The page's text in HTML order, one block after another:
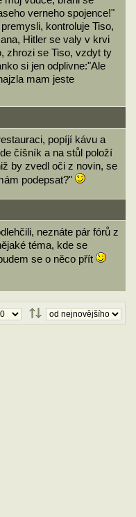
verneho spojence!"
kontroluje Tiso,
Hitler se valy v krvi
zhrozi se Tiso, vzdyt ty
si jen odplivne:"Ale
mam jeste
popíjí kávu a
číšník a na stůl položí
by zvedl oči z novin, se
podepsat?"
neznáte pár fórů z
téma, kde se
se o něco přít